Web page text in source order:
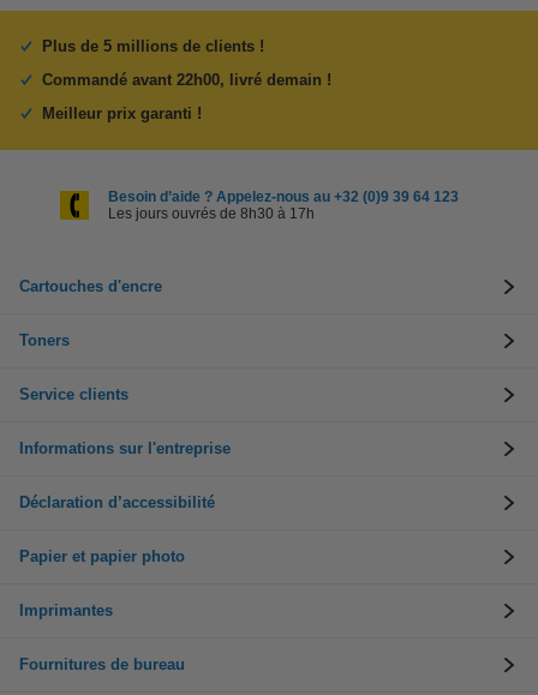
Plus de 5 millions de clients !
Commandé avant 22h00, livré demain !
Meilleur prix garanti !
Besoin d’aide ? Appelez-nous au +32 (0)9 39 64 123
Les jours ouvrés de 8h30 à 17h
Cartouches d'encre
Toners
Service clients
Informations sur l'entreprise
Déclaration d’accessibilité
Papier et papier photo
Imprimantes
Fournitures de bureau